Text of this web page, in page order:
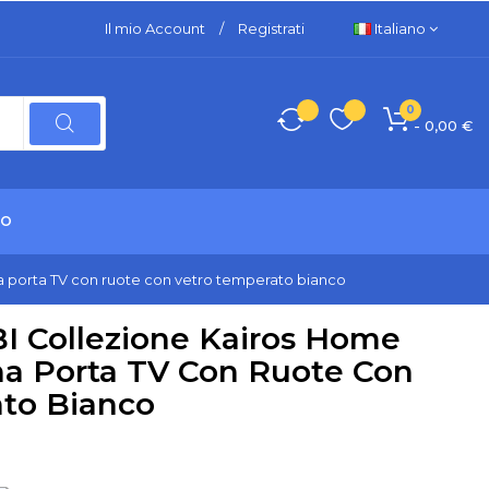
Il mio Account / Registrati Italiano
0
- 0,00 €
porta TV con ruote con vetro temperato bianco
Collezione Kairos Home
Porta TV Con Ruote Con
Bianco